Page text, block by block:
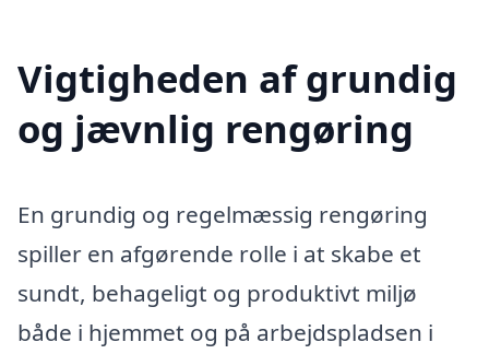
Vigtigheden af grundig
og jævnlig rengøring
En grundig og regelmæssig rengøring
spiller en afgørende rolle i at skabe et
sundt, behageligt og produktivt miljø
både i hjemmet og på arbejdspladsen i